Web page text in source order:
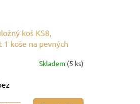
koš KS8,
koše na pevných
Skladem (5 ks)